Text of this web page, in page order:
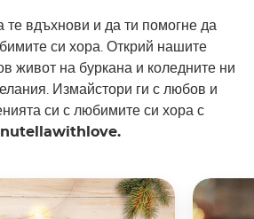
те вдъхнови и да ти помогне да
си хора. Открий нашите
живот на буркана и коледните ни
Измайстори ги с любов и
си с любимите си хора с